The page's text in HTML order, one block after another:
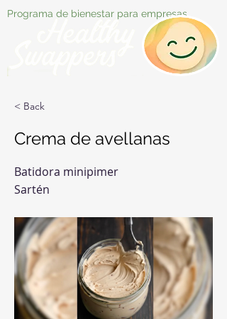
Programa de bienestar para empresas
< Back
Crema de avellanas
Batidora minipimer
Sartén